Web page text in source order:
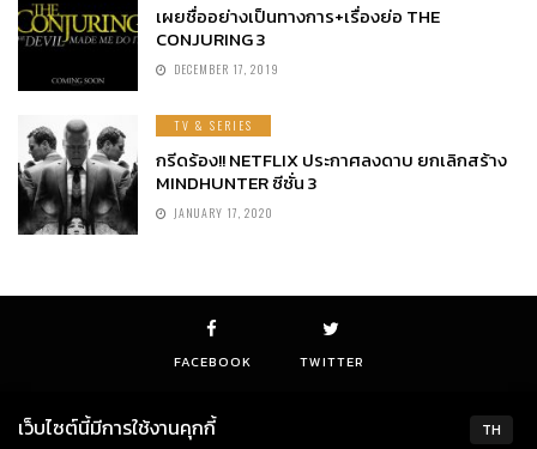
เผยชื่ออย่างเป็นทางการ+เรื่องย่อ THE
CONJURING 3
DECEMBER 17, 2019
TV & SERIES
กรีดร้อง!! NETFLIX ประกาศลงดาบ ยกเลิกสร้าง
MINDHUNTER ซีซั่น 3
JANUARY 17, 2020
FACEBOOK TWITTER
TH
เว็บไซต์นี้มีการใช้งานคุกกี้